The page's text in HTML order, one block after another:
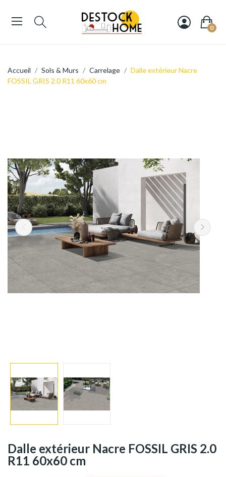
0
Accueil Sols & Murs Carrelage
Dalle extérieur Nacre
FOSSIL GRIS 2.0 R11 60x60 cm
Dalle extérieur Nacre FOSSIL GRIS 2.0
R11 60x60 cm